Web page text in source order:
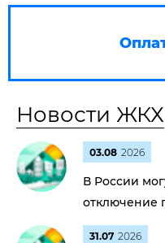
Новости ЖКХ
03.08 2026
В России
отключение
31.07 2026